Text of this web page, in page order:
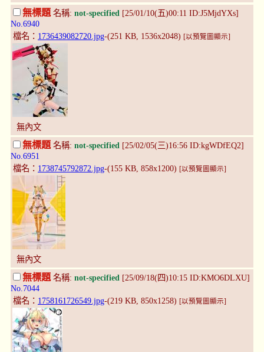
無標題 名稱: not-specified [25/01/10(五)00:11 ID:J5MjdYXs]
No.6940
檔名： 1736439082720.jpg-(251 KB, 1536x2048) [以預覽圖顯示]
無內文
無標題 名稱: not-specified [25/02/05(三)16:56 ID:kgWDfEQ2]
No.6951
檔名： 1738745792872.jpg-(155 KB, 858x1200) [以預覽圖顯示]
無內文
無標題 名稱: not-specified [25/09/18(四)10:15 ID:KMO6DLXU]
No.7044
檔名： 1758161726549.jpg-(219 KB, 850x1258) [以預覽圖顯示]